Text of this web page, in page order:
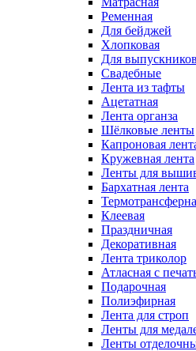
Ременная
Для бейджей
Хлопковая
Для выпускников
Свадебные
Лента из тафты
Ацетатная
Лента органза
Шёлковые ленты
Капроновая
Кружевная лента
Ленты для
Бархатная лента
Клеевая
Праздничная
Декоративная
Лента триколор
Атласная с
Подарочная
Полиэфирная
Лента для строп
Ленты для
Ленты